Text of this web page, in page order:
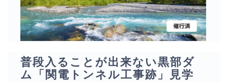
普段入ることが出来ない黒部ダ
ム「関電トンネル工事跡」見学